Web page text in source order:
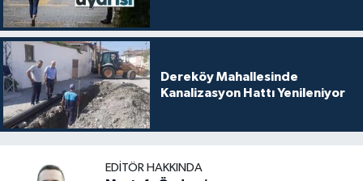
Dereköy Mahallesinde
Kanalizasyon Hattı Yenileniyor
EDITÖR HAKKINDA
Etiketler
Yaşam
Kadın
Teknoloji
Yerel Haber